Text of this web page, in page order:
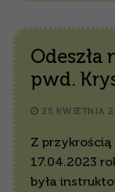
Odeszła
pwd.
25 KWIETNIA
Z
17.04.2023
była